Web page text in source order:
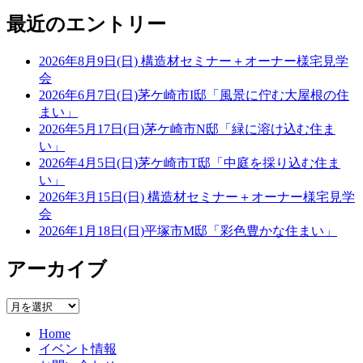
り
最近のエントリー
2026年8月9日(日) 構造材セミナー＋オーナー様宅見学
会
2026年6月7日(日)茅ケ崎市I邸「風景に佇む大屋根の住
まい」
2026年5月17日(日)茅ケ崎市N邸「緑に溶け込む住ま
い」
2026年4月5日(日)茅ケ崎市T邸「中庭を採り込む住ま
い」
2026年3月15日(日) 構造材セミナー＋オーナー様宅見学
会
2026年1月18日(日)平塚市M邸「彩色豊かな住まい」
アーカイブ
ア
Home
イベント情報